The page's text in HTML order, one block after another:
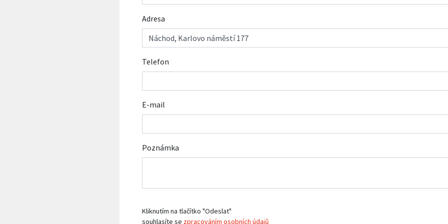
Adresa
Telefon
E-mail
Poznámka
Kliknutím na tlačítko "Odeslat"
souhlasíte se zpracováním osobních údajů